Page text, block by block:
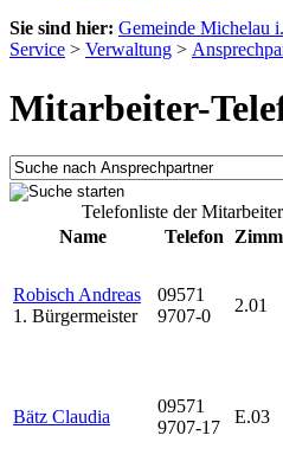
Sie sind hier: Gemeinde Michelau
Service > Verwaltung >
Mitarbeiter-
Telefonliste der
Name
Telefon
Robisch Andreas
1. Bürgermeister
09571
9707-0
2.01
Bätz Claudia
09571
9707-17
E.03